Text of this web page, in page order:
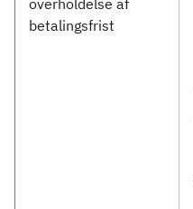
overholdelse af
betalingsfrist